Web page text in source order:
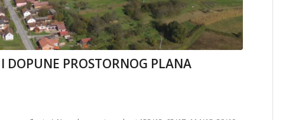
DOPUNE PROSTORNOG PLANA